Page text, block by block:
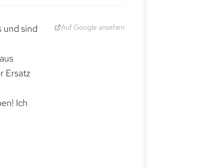
und sind
Ersatz
Ich
Auf Google ansehen